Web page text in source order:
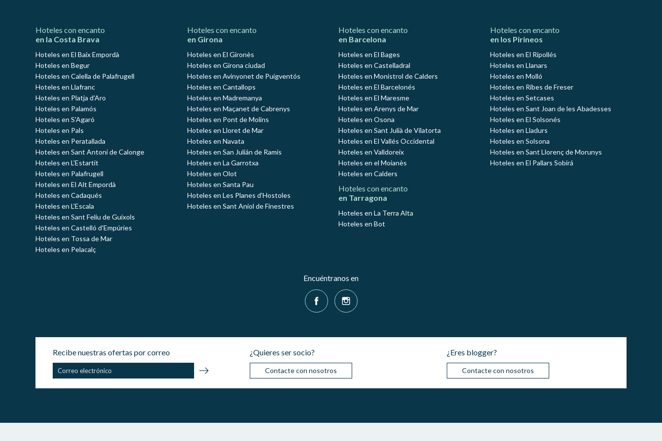
Hoteles con encanto
en la Costa Brava
Hoteles en El Baix Empordà
Hoteles en Begur
Hoteles en Calella de Palafrugell
Hoteles en Llafranc
Hoteles en Platja d'Aro
Hoteles en Palamós
Hoteles en S'Agaró
Hoteles en Pals
Hoteles en Peratallada
Hoteles en Sant Antoni de Calonge
Hoteles en L'Estartit
Hoteles en Palafrugell
Hoteles en El Alt Empordà
Hoteles en Cadaqués
Hoteles en L'Escala
Hoteles en Sant Feliu de Guíxols
Hoteles en Castelló d'Empúries
Hoteles en Tossa de Mar
Hoteles en Pelacalç
Hoteles con encanto
en Girona
Hoteles en El Gironès
Hoteles en Girona ciudad
Hoteles en Avinyonet de Puigventós
Hoteles en Cantallops
Hoteles en Madremanya
Hoteles en Maçanet de Cabrenys
Hoteles en Pont de Molins
Hoteles en Lloret de Mar
Hoteles en Navata
Hoteles en San Julián de Ramis
Hoteles en La Garrotxa
Hoteles en Olot
Hoteles en Santa Pau
Hoteles en Les Planes d'Hostoles
Hoteles en Sant Aniol de Finestres
Hoteles con encanto
en Barcelona
Hoteles en El Bages
Hoteles en Castelladral
Hoteles en Monistrol de Calders
Hoteles en El Barcelonés
Hoteles en El Maresme
Hoteles en Arenys de Mar
Hoteles en Osona
Hoteles en Sant Julià de Vilatorta
Hoteles en El Vallés Occidental
Hoteles en Valldoreix
Hoteles en el Moianès
Hoteles en Calders
Hoteles con encanto
en Tarragona
Hoteles en La Terra Alta
Hoteles en Bot
Hoteles con encanto
en los Pirineos
Hoteles en El Ripollés
Hoteles en Llanars
Hoteles en Molló
Hoteles en Ribes de Freser
Hoteles en Setcases
Hoteles en Sant Joan de les Abadesses
Hoteles en El Solsonés
Hoteles en Lladurs
Hoteles en Solsona
Hoteles en Sant Llorenç de Morunys
Hoteles en El Pallars Sobirá
Encuéntranos en
Recibe nuestras ofertas por correo ¿Quieres ser socio?
Contacte con nosotros
¿Eres blogger?
Contacte con nosotros